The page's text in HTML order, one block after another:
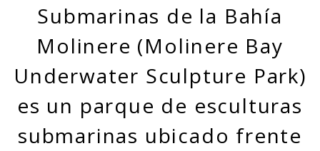
Submarinas de la Bahía
Molinere (Molinere Bay
Underwater Sculpture Park)
es un parque de esculturas
submarinas ubicado frente